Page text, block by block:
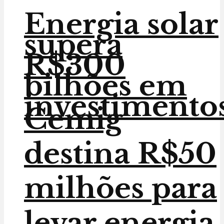
Energia solar
supera
R$300
bilhões em
Cemig
destina R$50
milhões para